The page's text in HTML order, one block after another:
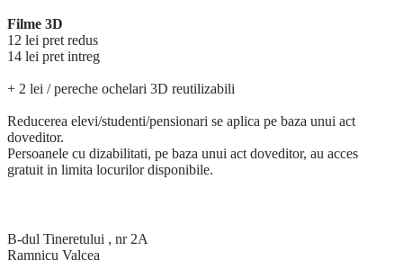
Filme 3D
12 lei pret redus
14 lei pret intreg
+ 2 lei / pereche ochelari 3D reutilizabili
Reducerea elevi/studenti/pensionari se aplica pe baza unui act
doveditor.
Persoanele cu dizabilitati, pe baza unui act doveditor, au acces
gratuit in limita locurilor disponibile.
B-dul Tineretului , nr 2A
Ramnicu Valcea